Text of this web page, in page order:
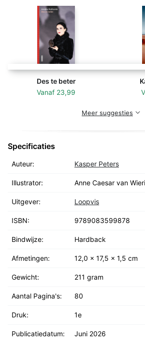
Des te beter
Vanaf 23,99
Meer suggesties
Specificaties
Auteur: Kasper Peters
Illustrator: Anne Caesar van
Uitgever: Loopvis
ISBN: 9789083599878
Bindwijze: Hardback
Afmetingen: 12,0 x 17,5 x 1,5 cm
Gewicht: 211 gram
Aantal Pagina's: 80
Druk: 1e
Publicatiedatum: Juni 2026